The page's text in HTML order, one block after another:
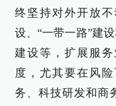
终坚持对外开放
设、“一带一路”建
建设等，扩展服
度，尤其要在风
务、科技研发和商